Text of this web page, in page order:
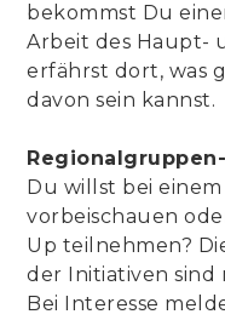
bekommst Du
Arbeit des Haupt-
erfährst dort, was
davon sein kannst.
Du willst bei
vorbeischauen
Up teilnehmen?
der Initiativen sind
Bei Interesse